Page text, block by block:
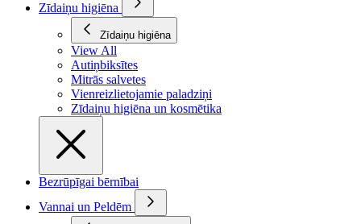
Zīdaiņu higiēna
Zīdaiņu higiēna
View All
Autiņbiksītes
Mitrās salvetes
Vienreizlietojamie paladziņi
Zīdaiņu higiēna un kosmētika
Bezrūpīgai bērnībai
Vannai un Peldēm